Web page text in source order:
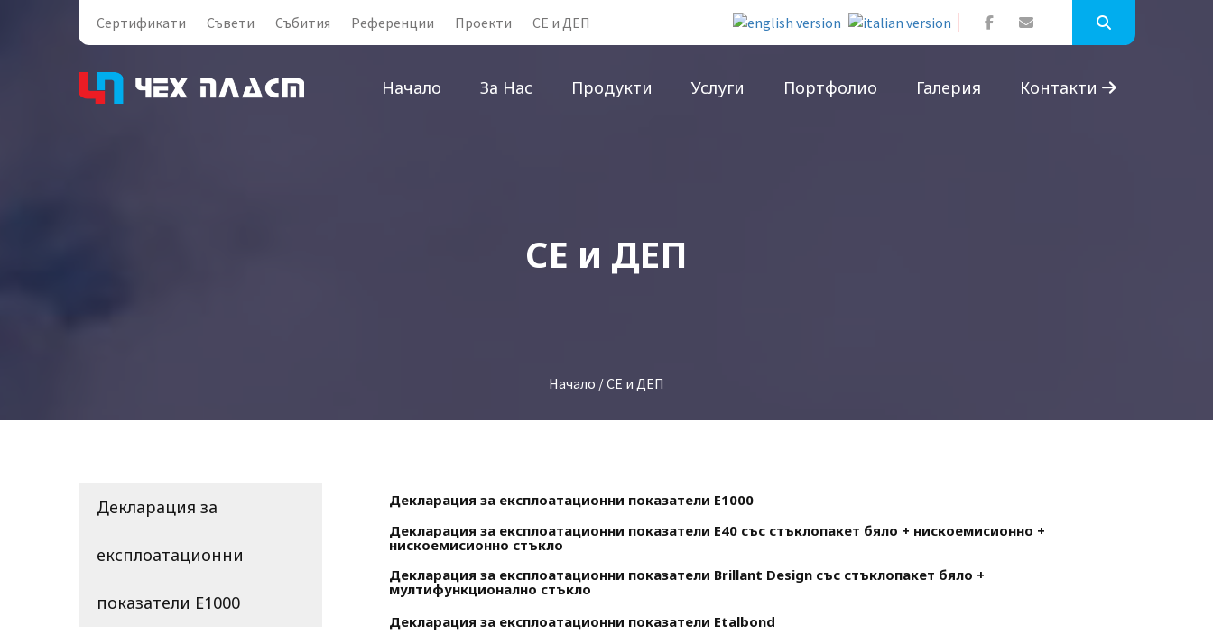
Сертификати Съвети Събития Референции Проекти CE и ДЕП
Начало За Нас Продукти Услуги Портфолио Галерия Контакти
CE и ДЕП
Начало / CE и ДЕП
Декларация за експлоатационни показатели E1000
Декларация за експлоатационни показатели E40 със стъклопакет бяло + нискоемисионно +
нискоемисионно стъкло
Декларация за експлоатационни показатели Brillant Design със стъклопакет бяло +
мултифункционално стъкло
Декларация за експлоатационни показатели Etalbond
Декларация за
експлоатационни
показатели E1000